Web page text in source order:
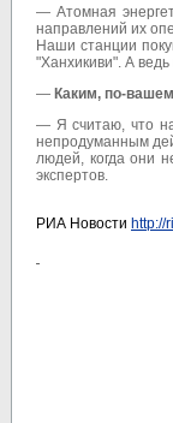
— Атомная
направлений их
Наши станции
"Ханхикиви". А
— Каким, по-
— Я считаю, что
непродуманным
людей, когда они
экспертов.
РИА Новости http://